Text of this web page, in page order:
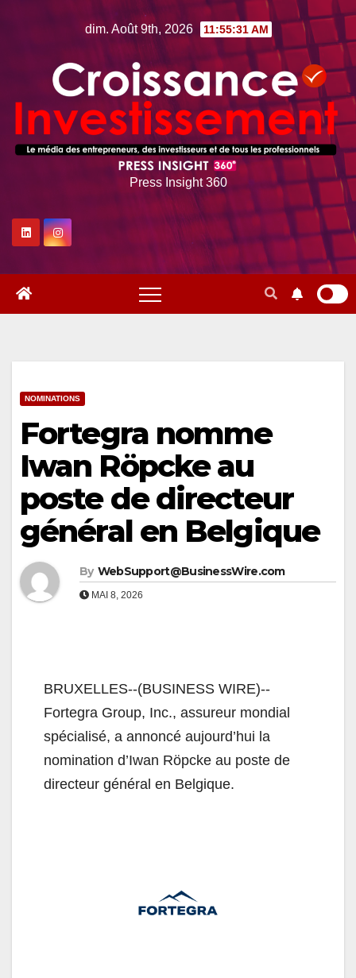
dim. Août 9th, 2026 11:55:32 AM
Press Insight 360
NOMINATIONS
Fortegra nomme
Iwan Röpcke au
poste de directeur
général en Belgique
By WebSupport@BusinessWire.com
MAI 8, 2026
BRUXELLES--(BUSINESS WIRE)--
Fortegra Group, Inc., assureur mondial
spécialisé, a annoncé aujourd’hui la
nomination d’Iwan Röpcke au poste de
directeur général en Belgique.